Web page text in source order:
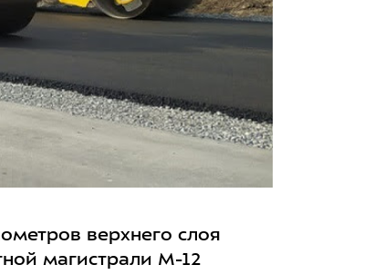
верхнего слоя
магистрали М-12